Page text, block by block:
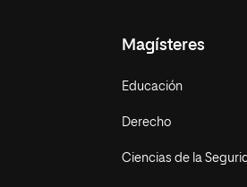
Magísteres
Educación
Derecho
Ciencias de la